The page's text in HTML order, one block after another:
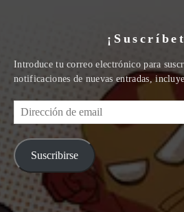
Introduce tu correo electrónico para
notificaciones de nuevas entradas,
Dirección
de
email
Suscribirse